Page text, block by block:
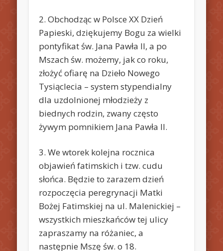
2. Obchodząc w Polsce XX Dzień
Papieski, dziękujemy Bogu za wielki
pontyfikat św. Jana Pawła II, a po
Mszach św. możemy, jak co roku,
złożyć ofiarę na Dzieło Nowego
Tysiąclecia – system stypendialny
dla uzdolnionej młodzieży z
biednych rodzin, zwany często
żywym pomnikiem Jana Pawła II.
3. We wtorek kolejna rocznica
objawień fatimskich i tzw. cudu
słońca. Będzie to zarazem dzień
rozpoczęcia peregrynacji Matki
Bożej Fatimskiej na ul. Malenickiej –
wszystkich mieszkańców tej ulicy
zapraszamy na różaniec, a
następnie Mszę św. o 18.